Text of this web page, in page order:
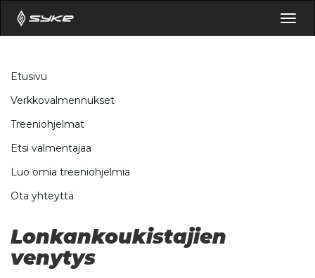
Etusivu
Verkkovalmennukset
Treeniohjelmat
Etsi valmentajaa
Luo omia treeniohjelmia
Ota yhteyttä
Lonkankoukistajien
venytys